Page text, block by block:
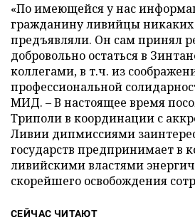
«По имеющейся у нас
гражданину ливийцы никаких
предъявляли. Он сам принял
добровольно остаться в
коллегами, в т.ч. из
профессиональной
МИД. – В настоящее время
Триполи в координации с
Ливии дипмиссиями
государств предпринимает в
ливийскими властями
скорейшего освобождения
СЕЙЧАС ЧИТАЮТ